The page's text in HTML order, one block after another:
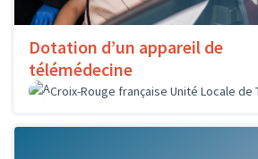
Dotation d’un appareil de
télémédecine
Croix-Rouge française Unité Locale de